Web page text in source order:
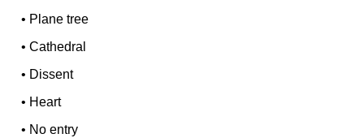
• Plane tree
•Cathedral
• Dissent
• Heart
• No entry